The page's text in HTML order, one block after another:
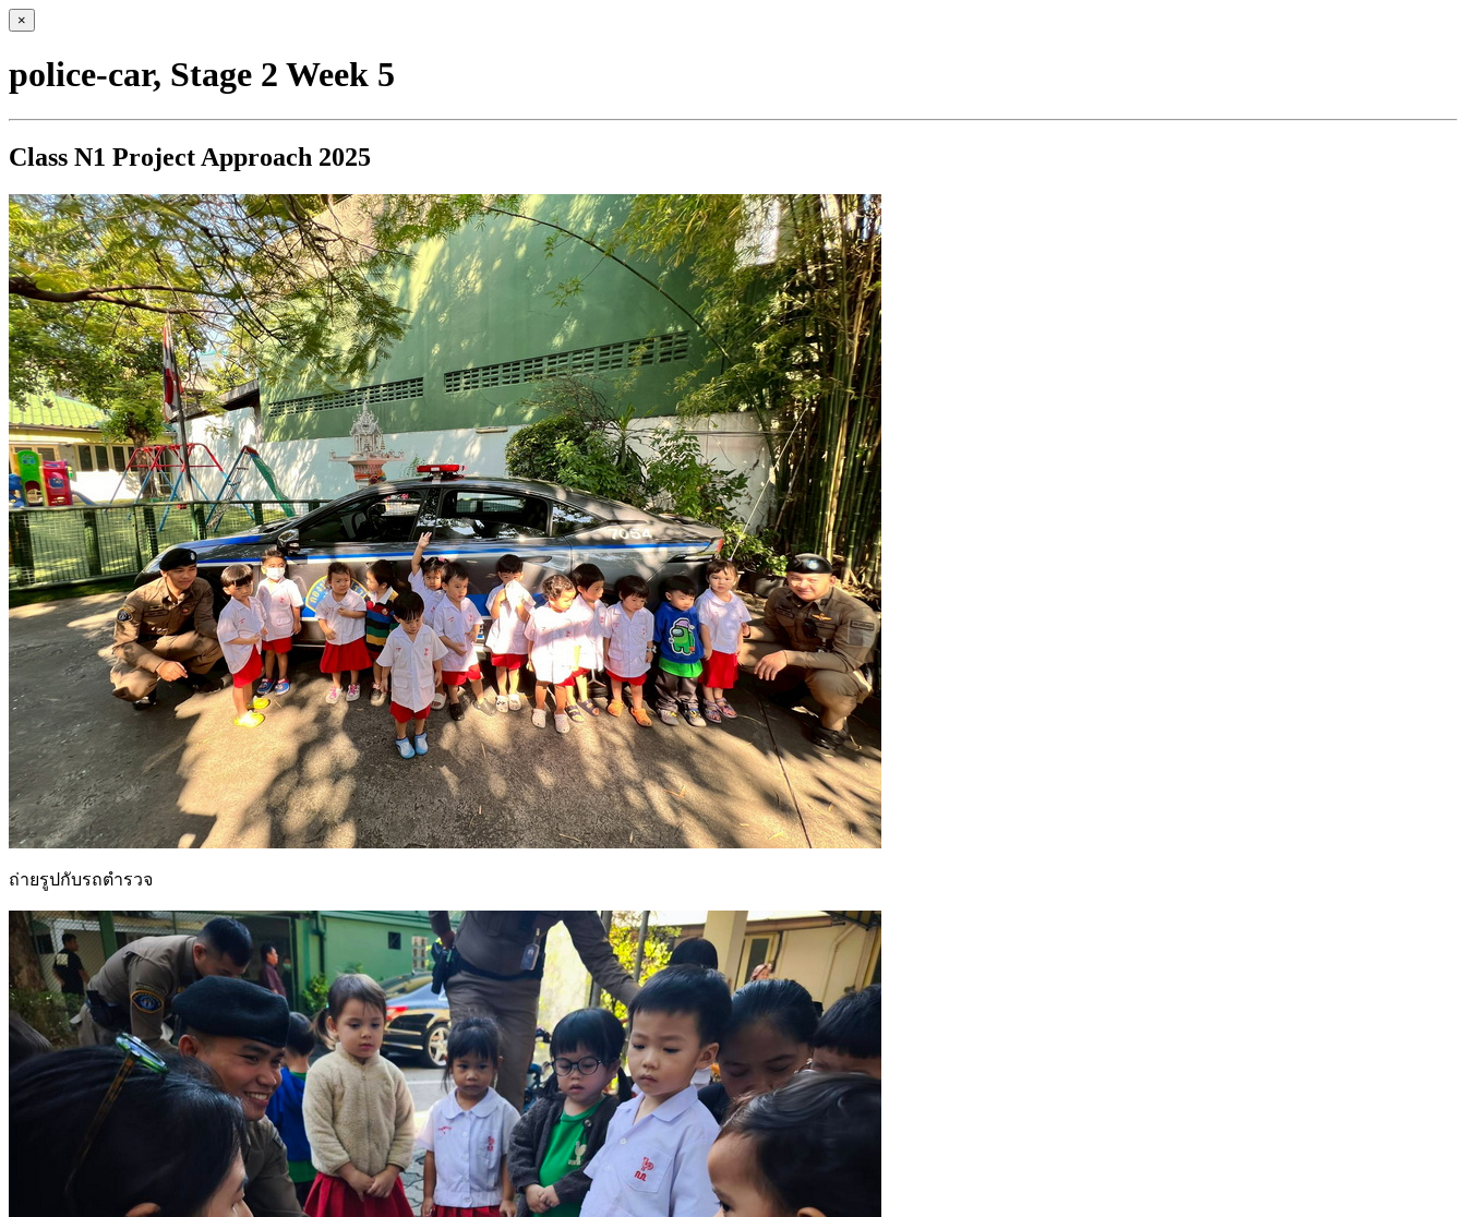
×
police-car, Stage 2 Week 5
Class N1 Project Approach 2025
ถ่ายรูปกับรถตำรวจ